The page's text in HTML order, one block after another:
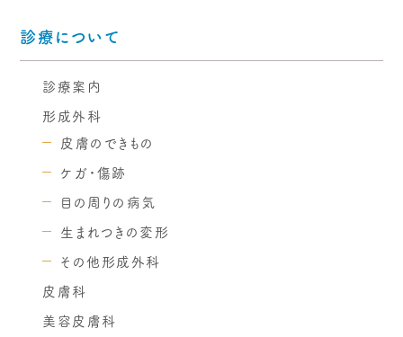
診療について
診療案内
形成外科
皮膚のできもの
ケガ・傷跡
目の周りの病気
生まれつきの変形
その他形成外科
皮膚科
美容皮膚科